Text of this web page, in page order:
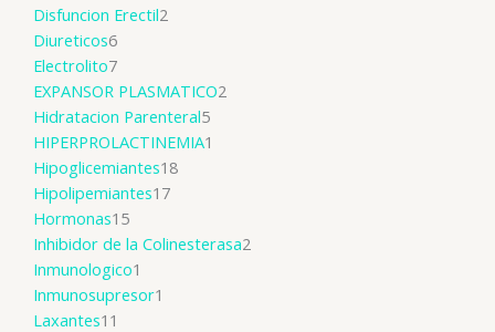
Disfuncion Erectil2
Diureticos6
Electrolito7
EXPANSOR PLASMATICO2
Hidratacion Parenteral5
HIPERPROLACTINEMIA1
Hipoglicemiantes18
Hipolipemiantes17
Hormonas15
Inhibidor de la Colinesterasa2
Inmunologico1
Inmunosupresor1
Laxantes11